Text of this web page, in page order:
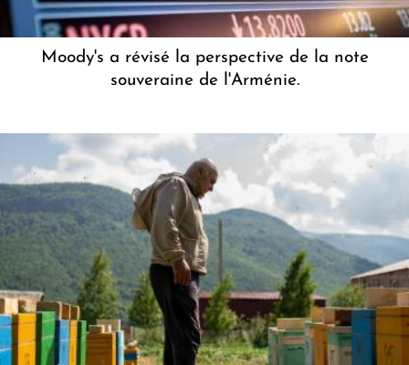
Moody's a révisé la perspective de la note
souveraine de l'Arménie.